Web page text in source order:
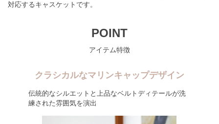
対応するキャスケットです。
POINT
アイテム特徴
クラシカルなマリンキャップデザイン
伝統的なシルエットと上品なベルトディテールが洗
練された雰囲気を演出